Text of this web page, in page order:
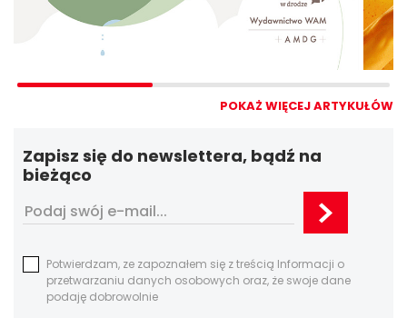
POKAŻ WIĘCEJ ARTYKUŁÓW
Zapisz się do newslettera, bądź na
bieżąco
Potwierdzam, ze zapoznałem się z treścią Informacji o
przetwarzaniu danych osobowych oraz, że swoje dane
podaję dobrowolnie